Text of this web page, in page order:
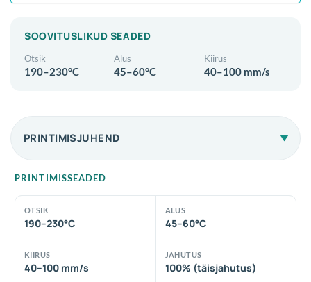
SOOVITUSLIKUD SEADED
Otsik
190–230°C
Alus
45–60°C
Kiirus
40–100 mm/s
PRINTIMISJUHEND
PRINTIMISSEADED
OTSIK
190–230°C
ALUS
45–60°C
KIIRUS
40–100 mm/s
JAHUTUS
100% (täisjahutus)